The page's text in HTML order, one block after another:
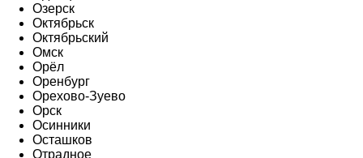
Озерск
Октябрьск
Октябрьский
Омск
Орёл
Оренбург
Орехово-Зуево
Орск
Осинники
Осташков
Отрадное